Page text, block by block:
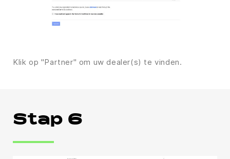
Klik op "Partner" om uw dealer(s) te vinden.
Stap 6